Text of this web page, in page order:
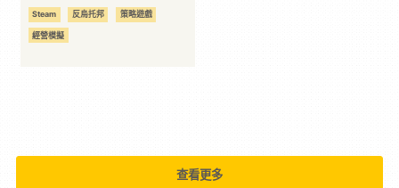
全Steam 反烏托邦 策略遊戲
經營模擬
查看更多